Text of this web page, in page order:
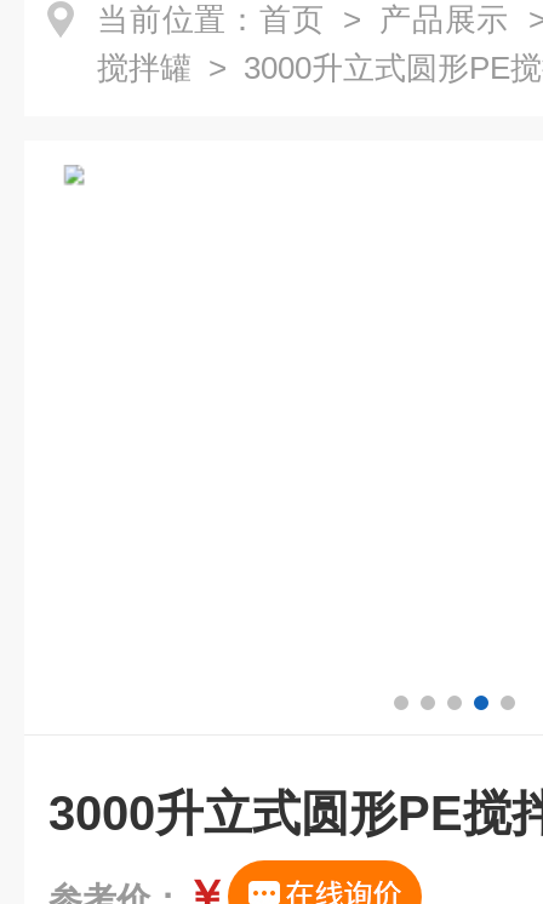
当前位置： 首页 > 产品展示
搅拌罐 > 3000升立式圆形PE
3000升立式圆形PE搅